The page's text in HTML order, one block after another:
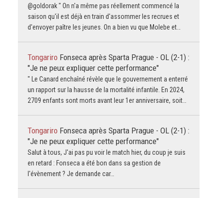
@goldorak " On n'a même pas réellement commencé la
saison qu'il est déjà en train d'assommer les recrues et
d'envoyer paître les jeunes. On a bien vu que Molebe et…
Tongariro Fonseca après Sparta Prague - OL (2-1) :
"Je ne peux expliquer cette performance"
" Le Canard enchaîné révèle que le gouvernement a enterré
un rapport sur la hausse de la mortalité infantile. En 2024,
2709 enfants sont morts avant leur 1er anniversaire, soit…
Tongariro Fonseca après Sparta Prague - OL (2-1) :
"Je ne peux expliquer cette performance"
Salut à tous, J'ai pas pu voir le match hier, du coup je suis
en retard : Fonseca a été bon dans sa gestion de
l'évènement ? Je demande car…